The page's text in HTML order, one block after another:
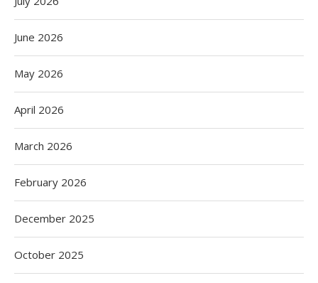
June 2026
May 2026
April 2026
March 2026
February 2026
December 2025
October 2025